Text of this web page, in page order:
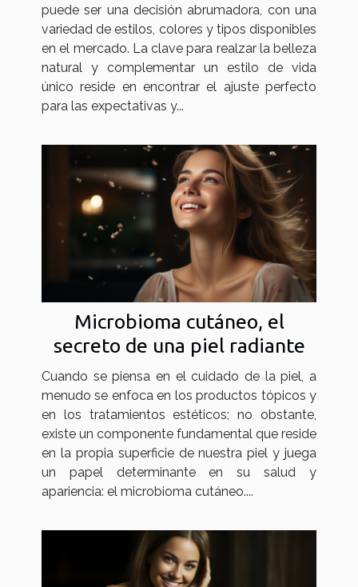
puede ser una decisión abrumadora, con una
variedad de estilos, colores y tipos disponibles
en el mercado. La clave para realzar la belleza
natural y complementar un estilo de vida
único reside en encontrar el ajuste perfecto
para las expectativas y...
Microbioma cutáneo, el
secreto de una piel radiante
Cuando se piensa en el cuidado de la piel, a
menudo se enfoca en los productos tópicos y
en los tratamientos estéticos; no obstante,
existe un componente fundamental que reside
en la propia superficie de nuestra piel y juega
un papel determinante en su salud y
apariencia: el microbioma cutáneo....